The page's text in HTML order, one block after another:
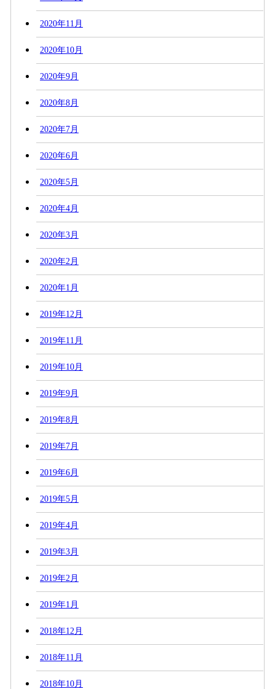
2020年11月
2020年10月
2020年9月
2020年8月
2020年7月
2020年6月
2020年5月
2020年4月
2020年3月
2020年2月
2020年1月
2019年12月
2019年11月
2019年10月
2019年9月
2019年8月
2019年7月
2019年6月
2019年5月
2019年4月
2019年3月
2019年2月
2019年1月
2018年12月
2018年11月
2018年10月